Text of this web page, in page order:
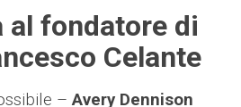
al fondatore di
Celante
–Avery Dennison